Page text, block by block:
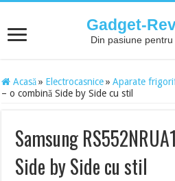
Gadget-
Din pasiune
Acasă » Electrocasnice » Aparate
– o combină Side by Side cu stil
Samsung
Side by Side cu stil